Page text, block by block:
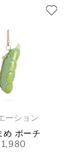
ーション
め ポーチ
1,980